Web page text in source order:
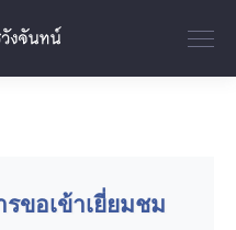
ขอเข้าเยี่ยมชม